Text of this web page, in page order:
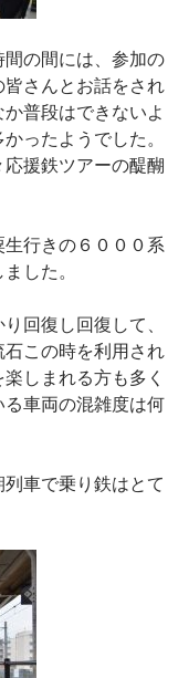
の間には、参加の
さんとお話をされ
普段はできないよ
ったようでした。
援鉄ツアーの醍醐
行きの６０００系
した。
回復し回復して、
この時を利用され
しまれる方も多く
車両の混雑度は何
車で乗り鉄はとて